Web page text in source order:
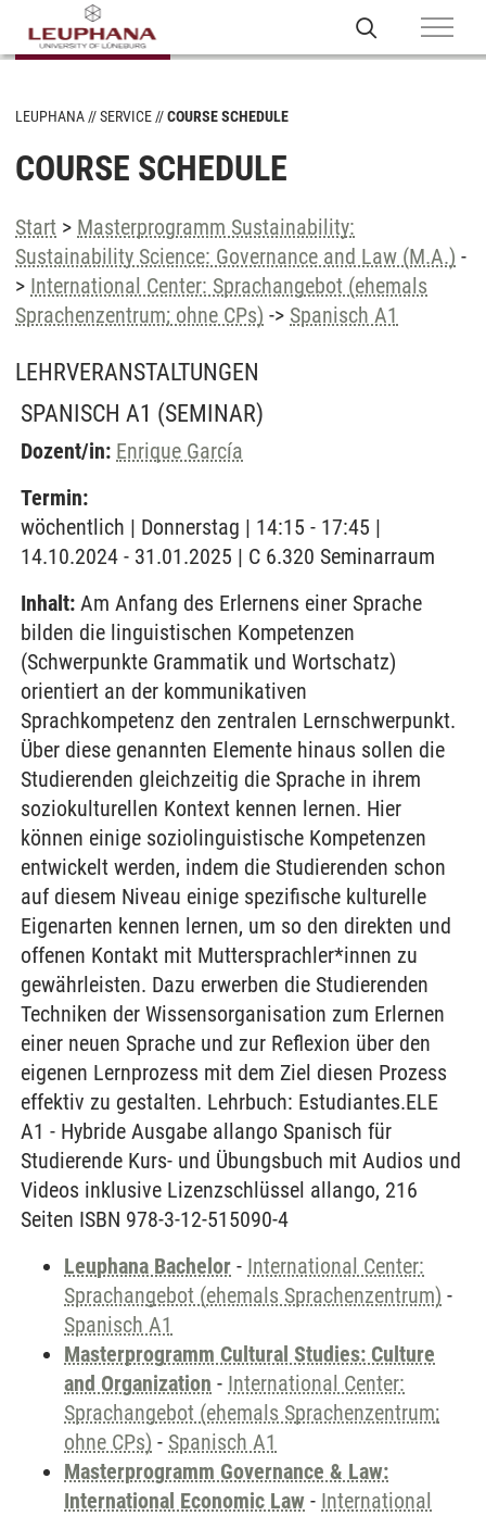
LEUPHANA SERVICE COURSE SCHEDULE
COURSE SCHEDULE
Start > Masterprogramm Sustainability:
Sustainability Science: Governance and Law (M.A.) -
> International Center: Sprachangebot (ehemals
Sprachenzentrum; ohne CPs) -> Spanisch A1
LEHRVERANSTALTUNGEN
SPANISCH A1 (SEMINAR)
Dozent/in: Enrique García
Termin:
wöchentlich | Donnerstag | 14:15 - 17:45 |
14.10.2024 - 31.01.2025 | C 6.320 Seminarraum
Inhalt: Am Anfang des Erlernens einer Sprache
bilden die linguistischen Kompetenzen
(Schwerpunkte Grammatik und Wortschatz)
orientiert an der kommunikativen
Sprachkompetenz den zentralen Lernschwerpunkt.
Über diese genannten Elemente hinaus sollen die
Studierenden gleichzeitig die Sprache in ihrem
soziokulturellen Kontext kennen lernen. Hier
können einige soziolinguistische Kompetenzen
entwickelt werden, indem die Studierenden schon
auf diesem Niveau einige spezifische kulturelle
Eigenarten kennen lernen, um so den direkten und
offenen Kontakt mit Muttersprachler*innen zu
gewährleisten. Dazu erwerben die Studierenden
Techniken der Wissensorganisation zum Erlernen
einer neuen Sprache und zur Reflexion über den
eigenen Lernprozess mit dem Ziel diesen Prozess
effektiv zu gestalten. Lehrbuch: Estudiantes.ELE
A1 - Hybride Ausgabe allango Spanisch für
Studierende Kurs- und Übungsbuch mit Audios und
Videos inklusive Lizenzschlüssel allango, 216
Seiten ISBN 978-3-12-515090-4
Leuphana Bachelor - International Center:
Sprachangebot (ehemals Sprachenzentrum) -
Spanisch A1
Masterprogramm Cultural Studies: Culture
and Organization - International Center:
Sprachangebot (ehemals Sprachenzentrum;
ohne CPs) - Spanisch A1
Masterprogramm Governance & Law:
International Economic Law - International